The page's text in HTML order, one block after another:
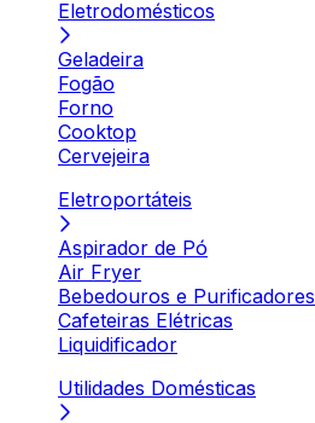
Eletrodomésticos
Geladeira
Fogão
Forno
Cooktop
Cervejeira
Eletroportáteis
Aspirador de Pó
Air Fryer
Bebedouros e Purificadores
Cafeteiras Elétricas
Liquidificador
Utilidades Domésticas